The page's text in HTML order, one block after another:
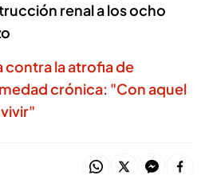
renal a los ocho
la atrofia de
crónica: "Con aquel